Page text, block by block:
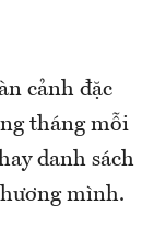
cảnh đặc
tháng mỗi
danh sách
mình.